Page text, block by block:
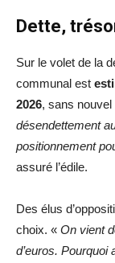
Dette,
Sur le volet de la
communal est
2026, sans
désendettement
positionnement
assuré l’édile.
Des élus
choix. « On vient
d’euros. Pourquoi